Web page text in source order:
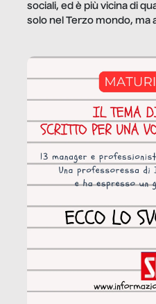
sociali, ed è più vicina di
solo nel Terzo mondo, ma